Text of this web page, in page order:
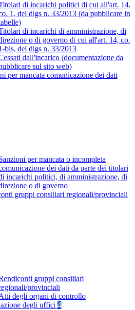
di incarichi politici di cui all'art. 14,
1, del dlgs n. 33/2013 (da pubblicare in
di incarichi di amministrazione, di
o di governo di cui all'art. 14, co.
bis, del dlgs n. 33/2013
dall'incarico (documentazione da
sul sito web)
per mancata comunicazione dei dati
per mancata o incompleta
dei dati da parte dei titolari
incarichi politici, di amministrazione, di
o di governo
gruppi consiliari regionali/provinciali
gruppi consiliari
provinciali
degli organi di controllo
degli uffici 4